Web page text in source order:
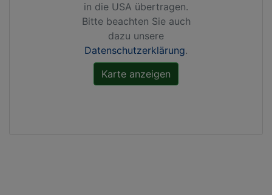
in die USA übertragen.
Bitte beachten Sie auch
dazu unsere
Datenschutzerklärung.